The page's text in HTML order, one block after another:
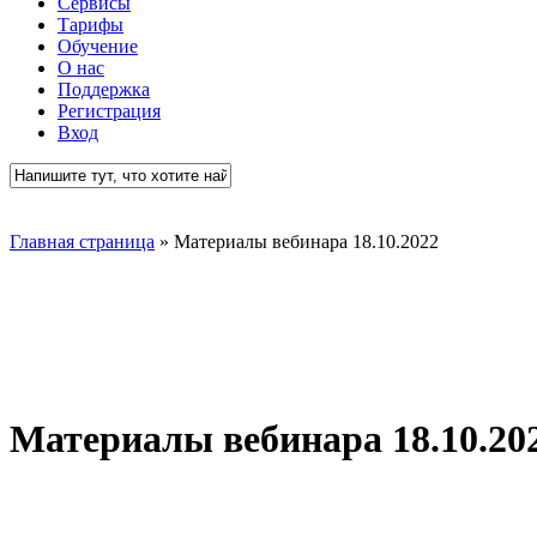
Тарифы
Обучение
О нас
Поддержка
Регистрация
Вход
Главная страница » Материалы вебинара 18.10.2022
Материалы вебинара